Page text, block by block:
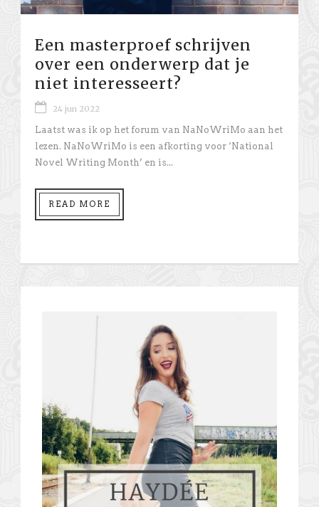
Een masterproef schrijven
over een onderwerp dat je
niet interesseert?
24 jun 2022
Laatst was ik op het forum van NaNoWriMo aan het
lezen. NaNoWriMo is een afkorting voor ‘National
Novel Writing Month’ en is...
READ MORE